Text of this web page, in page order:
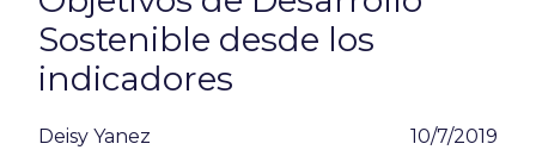
Sostenible desde los
indicadores
Deisy Yanez 10/7/2019